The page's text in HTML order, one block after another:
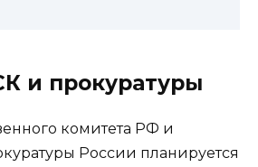
и прокуратуры
комитета РФ и
России планируется